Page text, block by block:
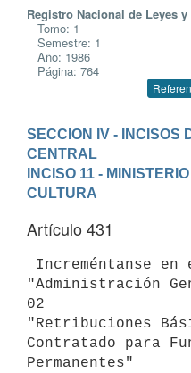
Registro Nacional de Leyes y
Tomo: 1
Semestre: 1
Año: 1986
Página: 764
SECCION IV - INCISOS
CENTRAL
INCISO 11 -
CULTURA
Artículo 431
"Administración
02
"Retribuciones
Contratado para
Permanentes"